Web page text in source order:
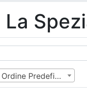
Ordine Predefinito